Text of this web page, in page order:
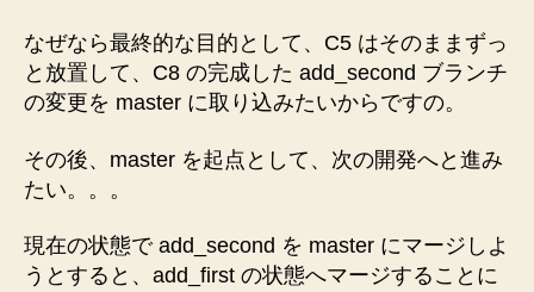
なぜなら最終的な目的として、C5 はそのままずっ
と放置して、C8 の完成した add_second ブランチ
の変更を master に取り込みたいからですの。
その後、master を起点として、次の開発へと進み
たい。。。
現在の状態で add_second を master にマージしよ
うとすると、add_first の状態へマージすることに